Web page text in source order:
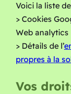
Voici la liste
> Cookies
Web analytics
> Détails de l’
propres à la
Vos